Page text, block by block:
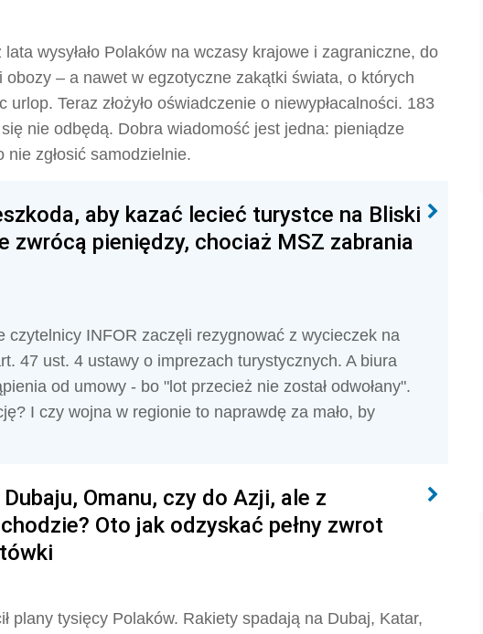
lata wysyłało Polaków na wczasy krajowe i zagraniczne, do
– a nawet w egzotyczne zakątki świata, o których
Teraz złożyło oświadczenie o niewypłacalności. 183
nie odbędą. Dobra wiadomość jest jedna: pieniądze
zgłosić samodzielnie.
aby kazać lecieć turystce na Bliski
zwrócą pieniędzy, chociaż MSZ zabrania
czytelnicy INFOR zaczęli rezygnować z wycieczek na
47 ust. 4 ustawy o imprezach turystycznych. A biura
od umowy - bo "lot przecież nie został odwołany".
I czy wojna w regionie to naprawdę za mało, by
Omanu, czy do Azji, ale z
Oto jak odzyskać pełny zwrot
plany tysięcy Polaków. Rakiety spadają na Dubaj, Katar,